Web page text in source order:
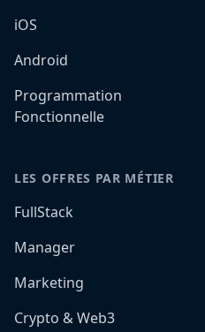
iOS
Android
Programmation
Fonctionnelle
LES OFFRES PAR MÉTIER
FullStack
Manager
Marketing
Crypto & Web3